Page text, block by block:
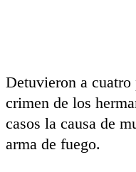
Detuvieron a cuatro
crimen de los
casos la causa de
arma de fuego.